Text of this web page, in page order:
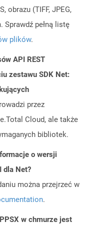
obrazu (TIFF, JPEG,
Sprawdź pełną listę
plików.
API REST
zestawu SDK Net:
przez
Cloud, ale także
bibliotek.
o wersji
dla Net?
można przejrzeć w
.
w chmurze jest